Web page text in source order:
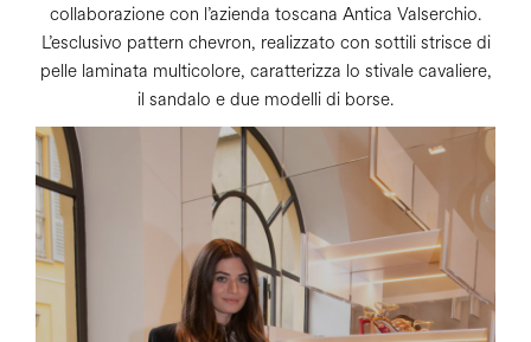
collaborazione con l’azienda toscana Antica Valserchio.
L’esclusivo pattern chevron, realizzato con sottili strisce di
pelle laminata multicolore, caratterizza lo stivale cavaliere,
il sandalo e due modelli di borse.